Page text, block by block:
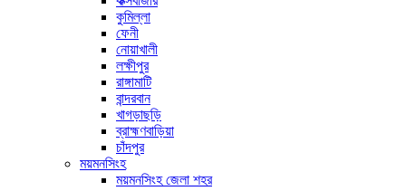
কুমিল্লা
ফেনী
নোয়াখালী
লক্ষীপুর
রাঙ্গামাটি
বান্দরবান
খাগড়াছড়ি
ব্রাহ্মণবাড়িয়া
চাঁদপুর
ময়মনসিংহ
ময়মনসিংহ জেলা শহর